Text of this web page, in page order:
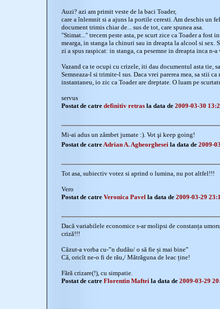
Auzi? azi am primit veste de la baci Toader,
care a înlemnit si a ajuns la portile ceresti. Am deschis un
document trimis chiar de... sus de tot, care spunea asa.
"Stimat..." trecem peste asta, pe scurt zice ca Toader a fost
mearga, in stanga la chinuri sau in dreapta la alcool si sex.
zi a spus raspicat: in stanga, ca pesemne in dreapta inca n-
Vazand ca te ocupi cu crizele, iti dau documentul asta tie,
Semneaza-l si trimite-l sus. Daca vrei parerea mea, sa stii
instantaneu, io zic ca Toader are dreptate. O luam pe
servus
Postat de catre definitiv retras la data de 2009-03-30
Mi-ai adus un zâmbet jumate :). Vot şi keep going!
Postat de catreAdrian A. Agheorghesei la data de 2009-
Tot asa, subiectiv votez si aprind o lumina, nu pot altfel!!!
Vero
Postat de catre Veronica Pavel la data de 2009-03-29
Dacă variabilele economice s-ar molipsi de constanța
criză!!!
Căzut-a vorba cu-”n dudău/ o să fie și mai bine”
Că, oricît ne-o fi de rău,/ Mătrăguna de leac ține!
Fără crizare(!), cu simpatie.
Postat de catre Florentin Maftei la data de 2009-03-29